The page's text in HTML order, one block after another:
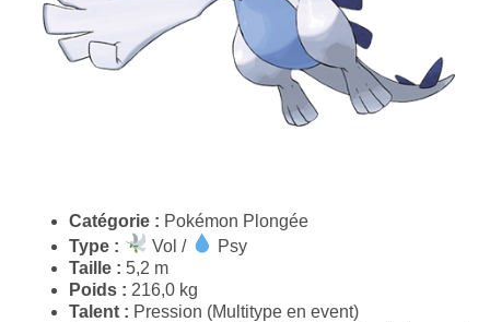
Catégorie : Pokémon Plongée
Type :
Vol /
Psy
Taille : 5,2 m
Poids : 216,0 kg
Talent : Pression (Multitype en event)